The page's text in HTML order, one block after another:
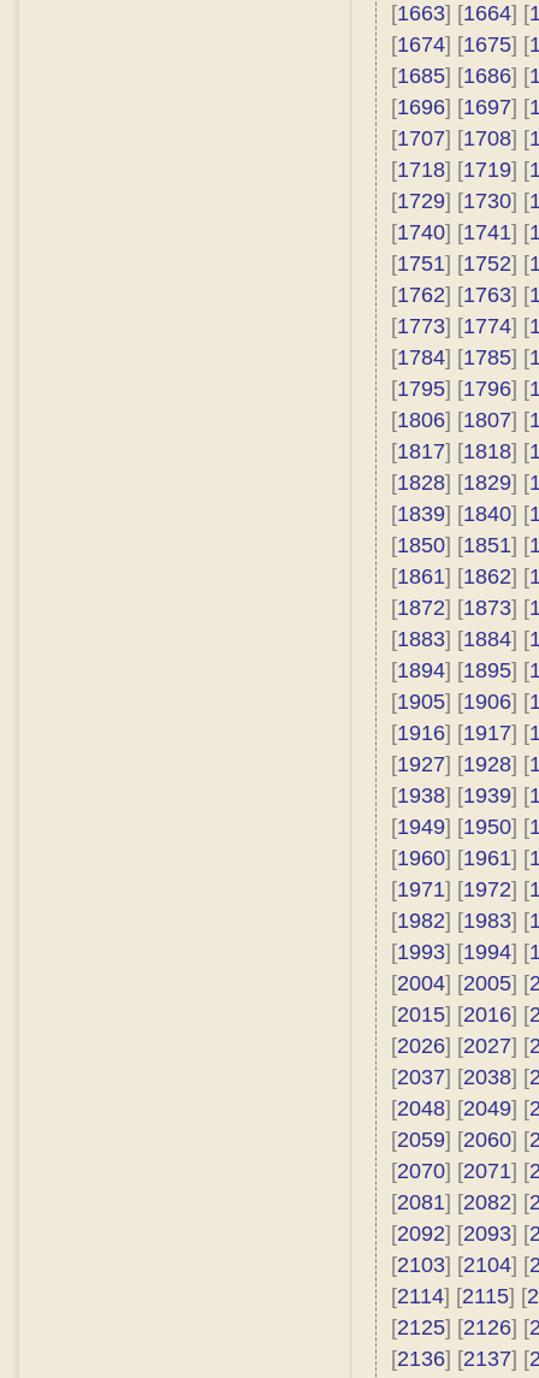
[1663] [1664] [
[1674] [1675] [
[1685] [1686] [
[1696] [1697] [
[1707] [1708] [
[1718] [1719] [
[1729] [1730] [
[1740] [1741] [
[1751] [1752] [
[1762] [1763] [
[1773] [1774] [
[1784] [1785] [
[1795] [1796] [
[1806] [1807] [
[1817] [1818] [
[1828] [1829] [
[1839] [1840] [
[1850] [1851] [
[1861] [1862] [
[1872] [1873] [
[1883] [1884] [
[1894] [1895] [
[1905] [1906] [
[1916] [1917] [
[1927] [1928] [
[1938] [1939] [
[1949] [1950] [
[1960] [1961] [
[1971] [1972] [
[1982] [1983] [
[1993] [1994] [
[2004] [2005] [
[2015] [2016] [
[2026] [2027] [
[2037] [2038] [
[2048] [2049] [
[2059] [2060] [
[2070] [2071] [
[2081] [2082] [
[2092] [2093] [
[2103] [2104] [
[2114] [2115] [
[2125] [2126] [
[2136] [2137] [